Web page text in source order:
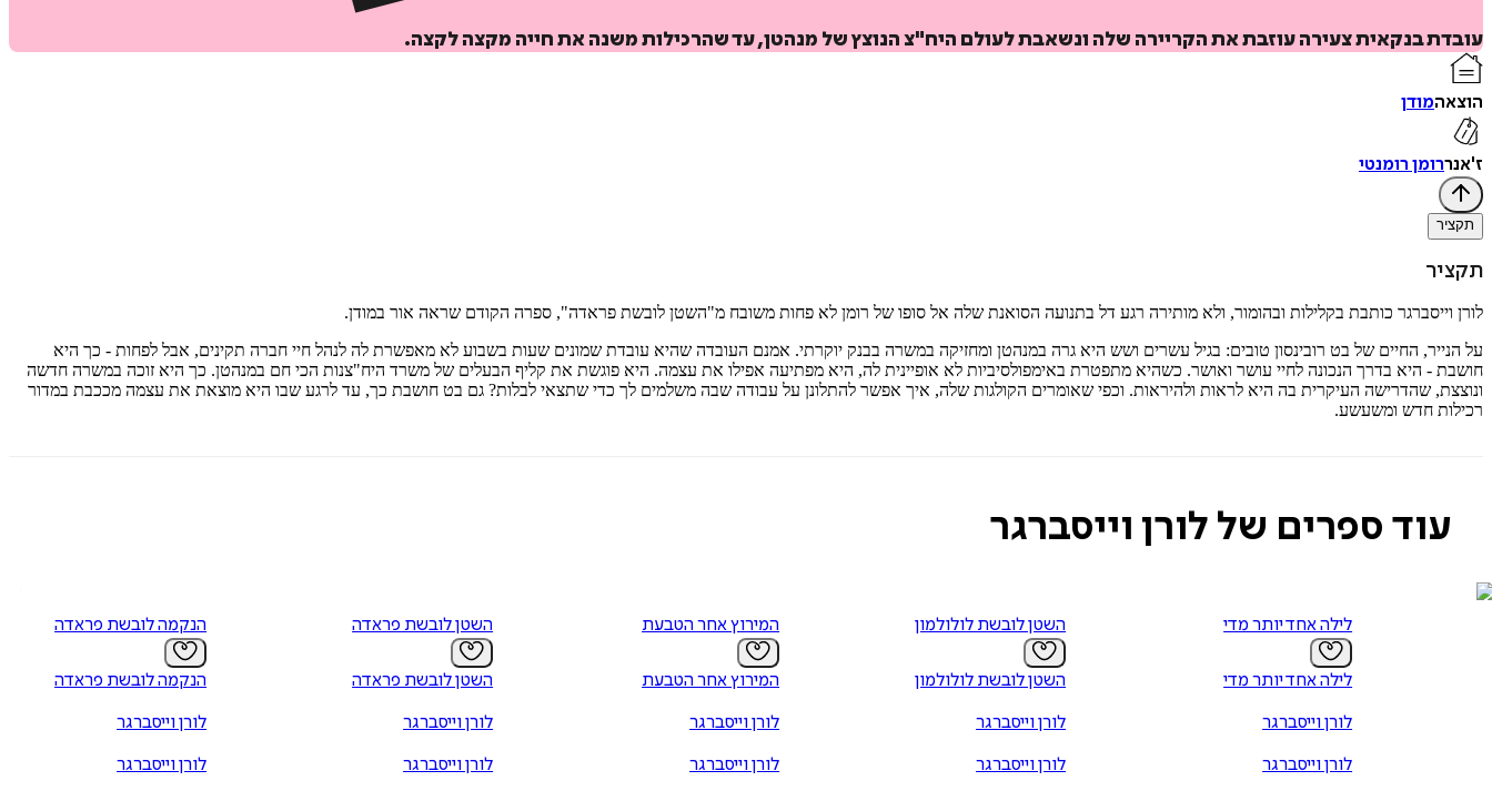
עובדת בנקאית צעירה עוזבת את הקריירה שלה ונשאבת לעולם היח"צ הנוצץ של מנהטן, עד שהרכילות משנה את חייה מקצה לקצה.
הוצאהמודן
ז'אנררומן רומנטי
תקציר
תקציר
לורן וייסברגר כותבת בקלילות ובהומור, ולא מותירה רגע דל בתנועה הסואנת שלה אל סופו של רומן לא פחות משובח מ"השטן לובשת פראדה", ספרה הקודם שראה אור במודן.
על הנייר, החיים של בט רובינסון טובים: בגיל עשרים ושש היא גרה במנהטן ומחזיקה במשרה בבנק יוקרתי. אמנם העובדה שהיא עובדת שמונים שעות בשבוע לא מאפשרת לה לנהל חיי חברה תקינים, אבל לפחות - כך היא
חושבת - היא בדרך הנכונה לחיי עושר ואושר. כשהיא מתפטרת באימפולסיביות לא אופיינית לה, היא מפתיעה אפילו את עצמה. היא פוגשת את קליף הבעלים של משרד היח"צנות הכי חם במנהטן. כך היא זוכה במשרה חדשה
ונוצצת, שהדרישה העיקרית בה היא לראות ולהיראות. וכפי שאומרים הקולגות שלה, איך אפשר להתלונן על עבודה שבה משלמים לך כדי שתצאי לבלות? גם בט חושבת כך, עד לרגע שבו היא מוצאת את עצמה מככבת במדור
רכילות חדש ומשעשע.
עוד ספרים של לורן וייסברגר
לילה אחד יותר מדי
לילה אחד יותר מדי
לורן וייסברגר
לורן וייסברגר
השטן לובשת לולולמון
השטן לובשת לולולמון
לורן וייסברגר
לורן וייסברגר
המירוץ אחר הטבעת
המירוץ אחר הטבעת
לורן וייסברגר
לורן וייסברגר
השטן לובשת פראדה
השטן לובשת פראדה
לורן וייסברגר
לורן וייסברגר
הנקמה לובשת פראדה
הנקמה לובשת פראדה
לורן וייסברגר
לורן וייסברגר